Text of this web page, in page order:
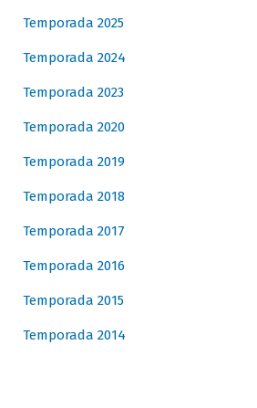
Temporada 2025
Temporada 2024
Temporada 2023
Temporada 2020
Temporada 2019
Temporada 2018
Temporada 2017
Temporada 2016
Temporada 2015
Temporada 2014